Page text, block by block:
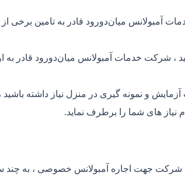
آمبولانس میان‌دورود قادر به تامین برخی از
شرکت خدمات آمبولانس میان‌دورود قادر به
و نمونه گیری در منزل نیاز داشته باشید
های شما را برطرف نماید.
شرکت جهت اجاره آمبولانس خصوصی ، به چند